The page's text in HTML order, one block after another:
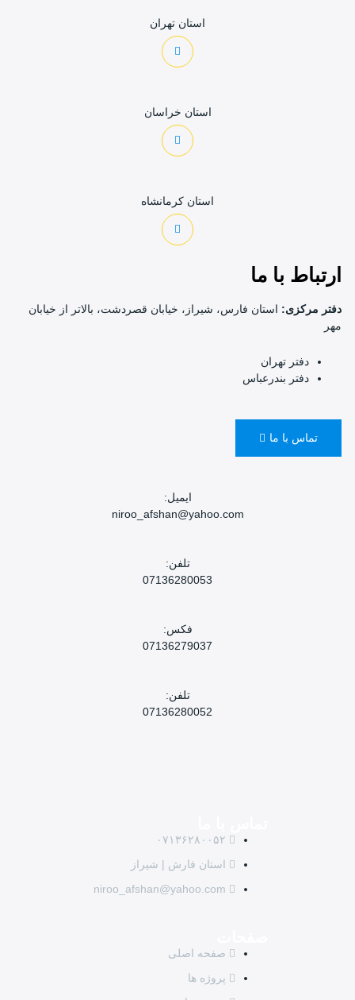
استان تهران
استان خراسان
استان کرمانشاه
ارتباط با ما
دفتر مرکزی: استان فارس، شیراز، خیابان قصردشت، بالاتر از خیابان
مهر
دفتر تهران
دفتر بندرعباس
تماس با ما
ایمیل:
niroo_afshan@yahoo.com
تلفن:
07136280053
فکس:
07136279037
تلفن:
07136280052
۰۷۱۳۶۲۸۰۰۵۲
استان فارش | شیراز
niroo_afshan@yahoo.com
صفحه اصلی
پروژه ها